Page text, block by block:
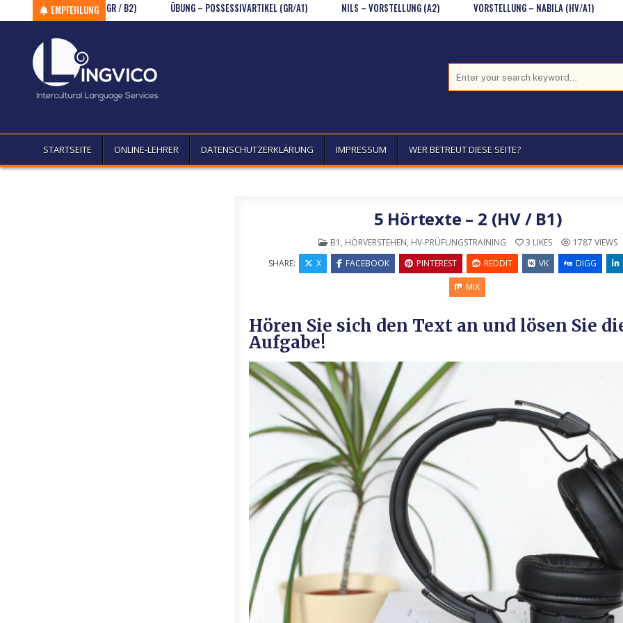
Skip to contentEMPFEHLUNG
NEBENSÄTZE 1 (GR / B2) ÜBUNG – POSSESSIVARTIKEL (GR/A1) NILS – VORSTELLUNG (A2) VORSTELLUNG – NABILA (HV/A1) JA/
STARTSEITE ONLINE-LEHRER DATENSCHUTZERKLÄRUNG IMPRESSUM WER BETREUT DIESE SEITE?
5 Hörtexte – 2 (HV / B1)
POSTED IN
B1 , HÖRVERSTEHEN, HV-PRÜFUNGSTRAINING 3 LIKES 1787 VIEWS
SHARE:
X FACEBOOK PINTEREST REDDIT VK
DIGG
MIX
Hören Sie sich den Text an und lösen Sie
Aufgabe!